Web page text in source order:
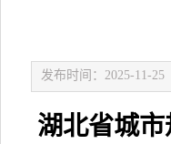
发布时间：2025-11-25
湖北省城